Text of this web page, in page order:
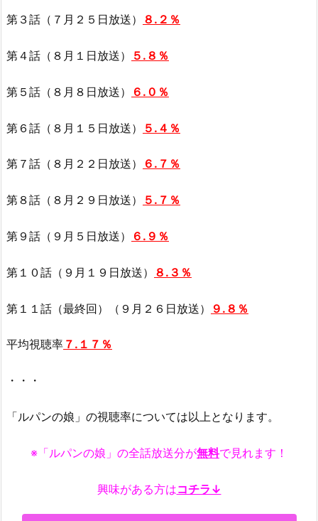
第３話（７月２５日放送） ８.２％
第４話（８月１日放送） ５.８％
第５話（８月８日放送） ６.０％
第６話（８月１５日放送） ５.４％
第７話（８月２２日放送） ６.７％
第８話（８月２９日放送） ５.７％
第９話（９月５日放送） ６.９％
第１０話（９月１９日放送） ８.３％
第１１話（最終回）（９月２６日放送） ９.８％
平均視聴率 ７.１７％
・・・
「ルパンの娘」の視聴率については以上となります。
※「ルパンの娘」の全話放送分が無料で見れます！
興味がある方はコチラ↓